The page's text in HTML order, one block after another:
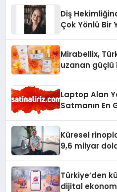
Diş
Çok Yönlü Bir
Mirabellix,
uzanan
Laptop Alan
Satmanın En
Küresel
9,6 milyar
Türkiye’den
dijital